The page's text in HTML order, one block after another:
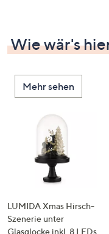
Wie wär's
Mehr sehen
LUMIDA Xmas Hirsch-
Szenerie unter
Glasglocke inkl. 8 LEDs